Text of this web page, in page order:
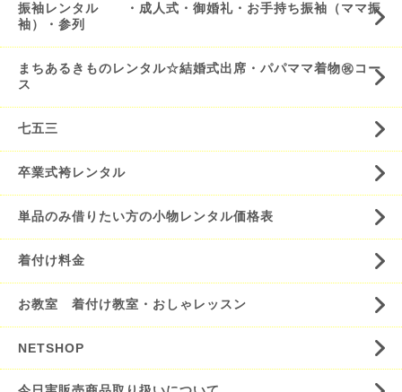
振袖レンタル ・成人式・御婚礼・お手持ち振袖（ママ振
袖）・参列
まちあるきものレンタル☆結婚式出席・パパママ着物㊗️コー
ス
七五三
卒業式袴レンタル
単品のみ借りたい方の小物レンタル価格表
着付け料金
お教室 着付け教室・おしゃレッスン
NETSHOP